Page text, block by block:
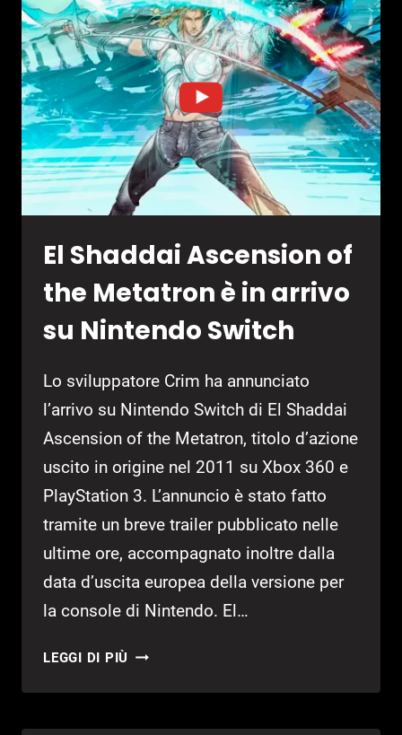
METATRON
HD
REMASTERED
CONFERMATO
PER
PS5
El Shaddai Ascension of
the Metatron è in arrivo
su Nintendo Switch
Lo sviluppatore Crim ha annunciato
l’arrivo su Nintendo Switch di El Shaddai
Ascension of the Metatron, titolo d’azione
uscito in origine nel 2011 su Xbox 360 e
PlayStation 3. L’annuncio è stato fatto
tramite un breve trailer pubblicato nelle
ultime ore, accompagnato inoltre dalla
data d’uscita europea della versione per
la console di Nintendo. El…
LEGGI DI PIÙ EL